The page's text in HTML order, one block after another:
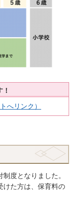
へリンク）
度となりました。
けた方は、保育料の